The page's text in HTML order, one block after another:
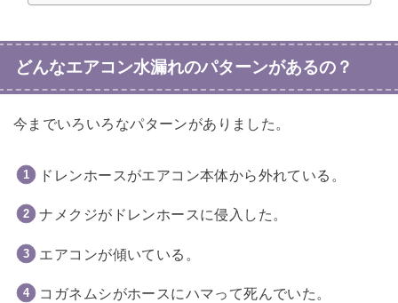
どんなエアコン水漏れのパターンがあるの？
今までいろいろなパターンがありました。
ドレンホースがエアコン本体から外れている。
ナメクジがドレンホースに侵入した。
エアコンが傾いている。
コガネムシがホースにハマって死んでいた。